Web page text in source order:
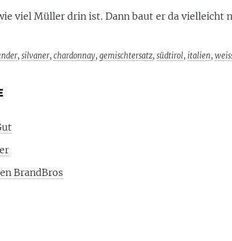
viel Müller drin ist. Dann baut er da vielleicht
, silvaner, chardonnay, gemischtersatz, südtirol, italien,
BrandBros